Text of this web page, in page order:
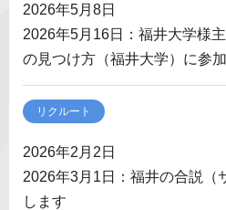
2026年5月8日
2026年5月16日：福井大学様
の見つけ方（福井大学）に参
リクルート
2026年2月2日
2026年3月1日：福井の合説（
します